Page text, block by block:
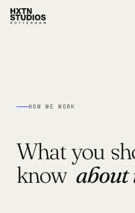
HOW WE WORK
What you
know about